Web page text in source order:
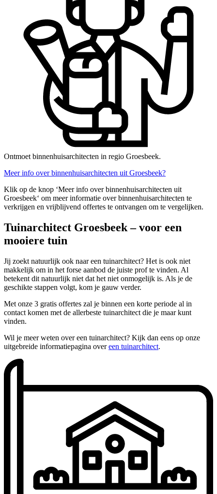
Ontmoet binnenhuisarchitecten in regio Groesbeek.
Meer info over binnenhuisarchitecten uit Groesbeek?
Klik op de knop ‘Meer info over binnenhuisarchitecten uit
Groesbeek‘ om meer informatie over binnenhuisarchitecten te
verkrijgen en vrijblijvend offertes te ontvangen om te vergelijken.
Tuinarchitect Groesbeek – voor een
mooiere tuin
Jij zoekt natuurlijk ook naar een tuinarchitect? Het is ook niet
makkelijk om in het forse aanbod de juiste prof te vinden. Al
betekent dit natuurlijk niet dat het niet onmogelijk is. Als je de
geschikte stappen volgt, kom je gauw verder.
Met onze 3 gratis offertes zal je binnen een korte periode al in
contact komen met de allerbeste tuinarchitect die je maar kunt
vinden.
Wil je meer weten over een tuinarchitect? Kijk dan eens op onze
uitgebreide informatiepagina overeen tuinarchitect.